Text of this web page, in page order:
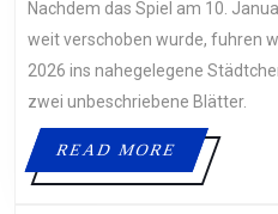
KIERSPE
Nachdem das Spiel am 10. Januar wegen Schneechaos NRW
weit verschoben wurde, fuhren
2026 ins nahegelegene
zwei unbeschriebene Blätter.
READ MOREREAD
MORE